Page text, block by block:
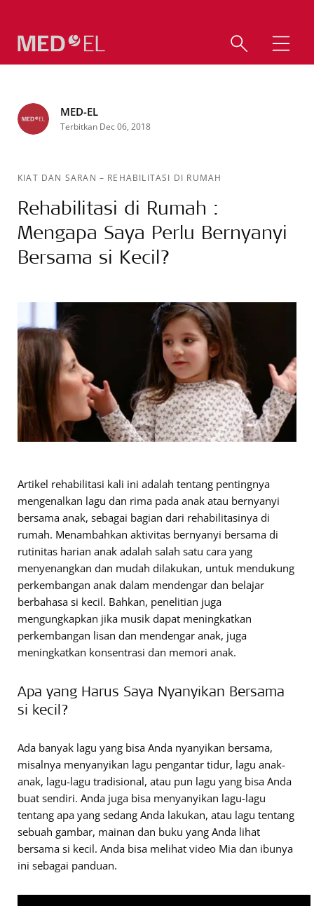
MED-EL
Terbitkan Dec 06, 2018
KIAT DAN SARAN – REHABILITASI DI RUMAH
Rehabilitasi di Rumah :
Mengapa Saya Perlu Bernyanyi
Bersama si Kecil?
Artikel rehabilitasi kali ini adalah tentang pentingnya
mengenalkan lagu dan rima pada anak atau bernyanyi
bersama anak, sebagai bagian dari rehabilitasinya di
rumah. Menambahkan aktivitas bernyanyi bersama di
rutinitas harian anak adalah salah satu cara yang
menyenangkan dan mudah dilakukan, untuk mendukung
perkembangan anak dalam mendengar dan belajar
berbahasa si kecil. Bahkan, penelitian juga
mengungkapkan jika musik dapat meningkatkan
perkembangan lisan dan mendengar anak, juga
meningkatkan konsentrasi dan memori anak.
Apa yang Harus Saya Nyanyikan Bersama
si kecil?
Ada banyak lagu yang bisa Anda nyanyikan bersama,
misalnya menyanyikan lagu pengantar tidur, lagu anak-
anak, lagu-lagu tradisional, atau pun lagu yang bisa Anda
buat sendiri. Anda juga bisa menyanyikan lagu-lagu
tentang apa yang sedang Anda lakukan, atau lagu tentang
sebuah gambar, mainan dan buku yang Anda lihat
bersama si kecil. Anda bisa melihat video Mia dan ibunya
ini sebagai panduan.